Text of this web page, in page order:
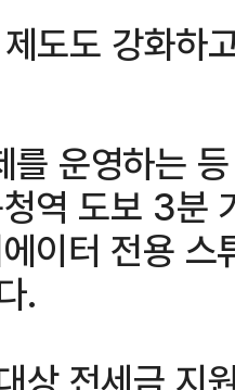
도도 강화하
를 운영하는
역 도보 3분
이터 전용
.
상 전세금 지